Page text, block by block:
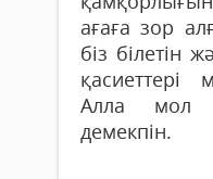
ағаға зор
біз білетін
қасиеттері
Алла мол
демекпін.